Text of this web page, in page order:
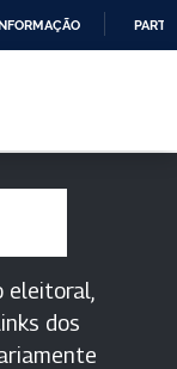
eleitoral,
dos